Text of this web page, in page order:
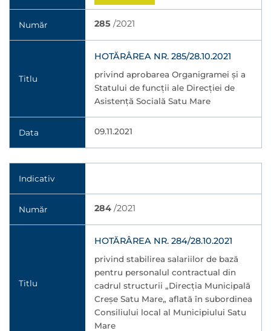
Număr 285 /2021
Titlu
HOTĂRÂREA NR. 285/28.10.2021
privind aprobarea Organigramei și a
Statului de funcții ale Direcției de
Asistență Socială Satu Mare
Data 09.11.2021
Indicativ
Număr 284 /2021
Titlu
HOTĂRÂREA NR. 284/28.10.2021
privind stabilirea salariilor de bază
pentru personalul contractual din
cadrul structurii „Direcția Municipală
Creșe Satu Mare„ aflată în subordinea
Consiliului local al Municipiului Satu
Mare